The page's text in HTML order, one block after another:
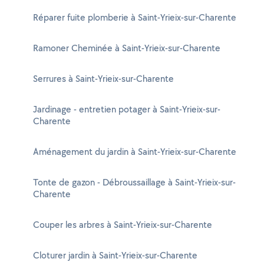
Réparer fuite plomberie à Saint-Yrieix-sur-Charente
Ramoner Cheminée à Saint-Yrieix-sur-Charente
Serrures à Saint-Yrieix-sur-Charente
Jardinage - entretien potager à Saint-Yrieix-sur-
Charente
Aménagement du jardin à Saint-Yrieix-sur-Charente
Tonte de gazon - Débroussaillage à Saint-Yrieix-sur-
Charente
Couper les arbres à Saint-Yrieix-sur-Charente
Cloturer jardin à Saint-Yrieix-sur-Charente